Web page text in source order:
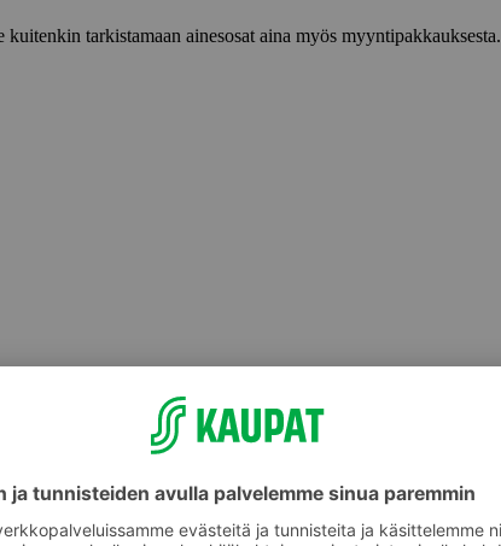
tarkistamaan ainesosat aina myös myyntipakkauksesta.